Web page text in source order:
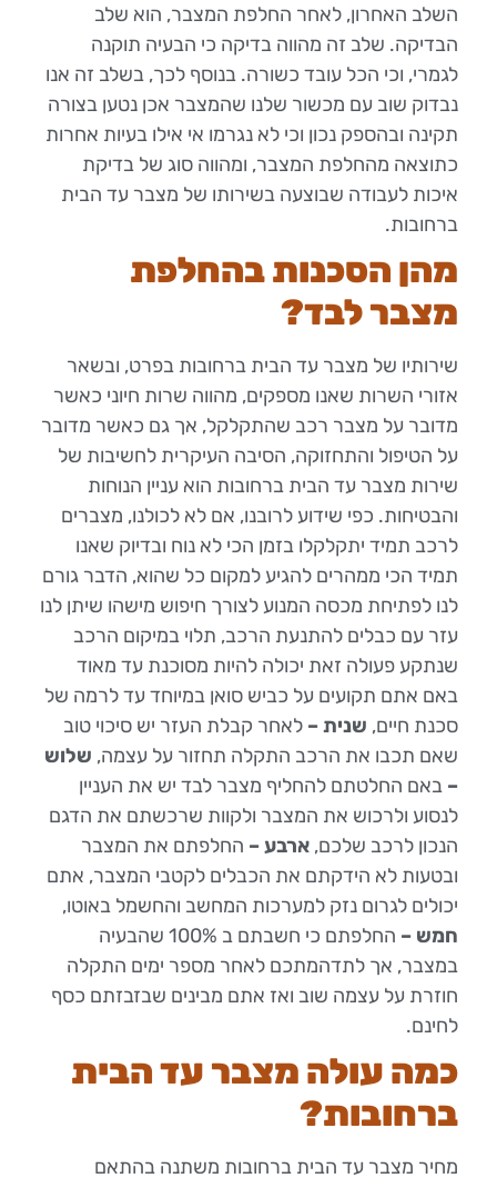
השלב האחרון, לאחר החלפת המצבר, הוא שלב
הבדיקה. שלב זה מהווה בדיקה כי הבעיה תוקנה
לגמרי, וכי הכל עובד כשורה. בנוסף לכך, בשלב זה אנו
נבדוק שוב עם מכשור שלנו שהמצבר אכן נטען בצורה
תקינה ובהספק נכון וכי לא נגרמו אי אילו בעיות אחרות
כתוצאה מהחלפת המצבר, ומהווה סוג של בדיקת
איכות לעבודה שבוצעה בשירותו של מצבר עד הבית
ברחובות.
מהן הסכנות בהחלפת
מצבר לבד?
שירותיו של מצבר עד הבית ברחובות בפרט, ובשאר
אזורי השרות שאנו מספקים, מהווה שרות חיוני כאשר
מדובר על מצבר רכב שהתקלקל, אך גם כאשר מדובר
על הטיפול והתחזוקה, הסיבה העיקרית לחשיבות של
שירות מצבר עד הבית ברחובות הוא עניין הנוחות
והבטיחות. כפי שידוע לרובנו, אם לא לכולנו, מצברים
לרכב תמיד יתקלקלו בזמן הכי לא נוח ובדיוק שאנו
תמיד הכי ממהרים להגיע למקום כל שהוא, הדבר גורם
לנו לפתיחת מכסה המנוע לצורך חיפוש מישהו שיתן לנו
עזר עם כבלים להתנעת הרכב, תלוי במיקום הרכב
שנתקע פעולה זאת יכולה להיות מסוכנת עד מאוד
באם אתם תקועים על כביש סואן במיוחד עד לרמה של
סכנת חיים, שנית – לאחר קבלת העזר יש סיכוי טוב
שאם תכבו את הרכב התקלה תחזור על עצמה, שלוש
– באם החלטתם להחליף מצבר לבד יש את העניין
לנסוע ולרכוש את המצבר ולקוות שרכשתם את הדגם
הנכון לרכב שלכם, ארבע – החלפתם את המצבר
ובטעות לא הידקתם את הכבלים לקטבי המצבר, אתם
יכולים לגרום נזק למערכות המחשב והחשמל באוטו,
חמש –
החלפתם כי חשבתם ב 100% שהבעיה
במצבר, אך לתדהמתכם לאחר מספר ימים התקלה
חוזרת על עצמה שוב ואז אתם מבינים שבזבזתם כסף
לחינם.
כמה עולה מצבר עד הבית
ברחובות?
מחיר מצבר עד הבית ברחובות משתנה בהתאם